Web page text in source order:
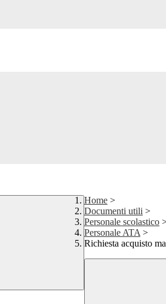
Home >
Documenti utili >
Personale scolastico
Personale ATA >
Richiesta acquisto